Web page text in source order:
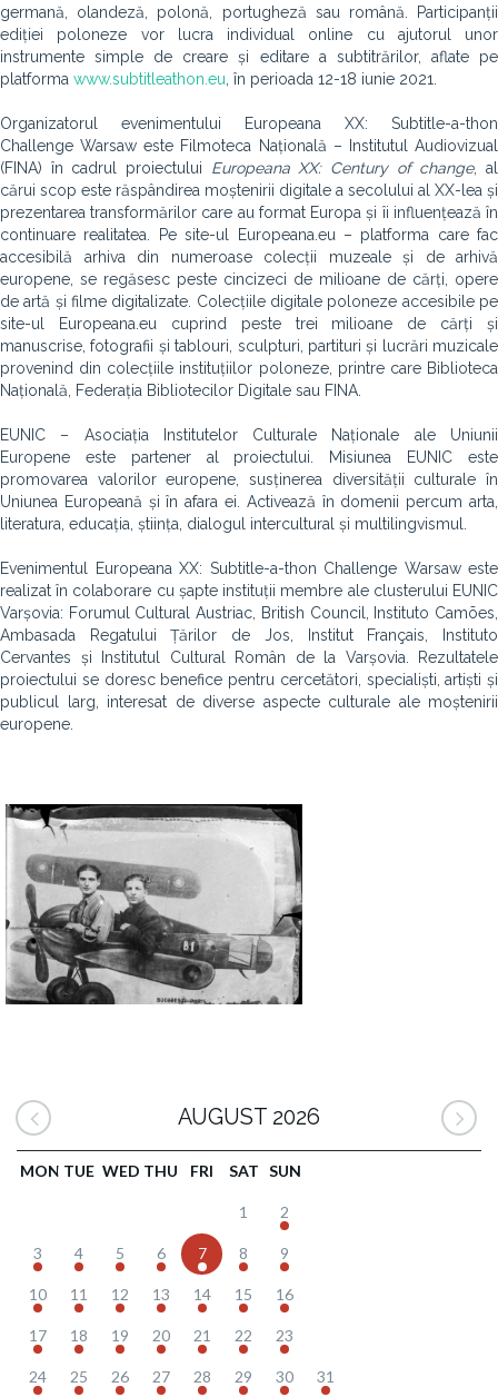
germană, olandeză, polonă, portugheză sau română. Participanții
ediției poloneze vor lucra individual online cu ajutorul unor
instrumente simple de creare și editare a subtitrărilor, aflate pe
platforma www.subtitleathon.eu , în perioada 12-18 iunie 2021.
Organizatorul evenimentului Europeana XX: Subtitle-a-thon
Challenge Warsaw este Filmoteca Națională – Institutul Audiovizual
(FINA) în cadrul proiectului Europeana XX: Century of change, al
cărui scop este răspândirea moștenirii digitale a secolului al XX-lea și
prezentarea transformărilor care au format Europa și îi influențează în
continuare realitatea. Pe site-ul Europeana.eu – platforma care fac
accesibilă arhiva din numeroase colecții muzeale și de arhivă
europene, se regăsesc peste cincizeci de milioane de cărți, opere
de artă și filme digitalizate. Colecțiile digitale poloneze accesibile pe
site-ul Europeana.eu cuprind peste trei milioane de cărți și
manuscrise, fotografii și tablouri, sculpturi, partituri și lucrări muzicale
provenind din colecțiile instituțiilor poloneze, printre care Biblioteca
Națională, Federația Bibliotecilor Digitale sau FINA.
EUNIC – Asociația Institutelor Culturale Naționale ale Uniunii
Europene este partener al proiectului. Misiunea EUNIC este
promovarea valorilor europene, susținerea diversității culturale în
Uniunea Europeană și în afara ei. Activează în domenii percum arta,
literatura, educația, știința, dialogul intercultural și multilingvismul.
Evenimentul Europeana XX: Subtitle-a-thon Challenge Warsaw este
realizat în colaborare cu șapte instituții membre ale clusterului EUNIC
Varșovia: Forumul Cultural Austriac, British Council, Instituto Camões,
Ambasada Regatului Țărilor de Jos, Institut Français, Instituto
Cervantes și Institutul Cultural Român de la Varșovia. Rezultatele
proiectului se doresc benefice pentru cercetători, specialiști, artiști și
publicul larg, interesat de diverse aspecte culturale ale moștenirii
europene.
AUGUST 2026
MON TUE WED THU FRI SAT SUN
1 2
3 4 5 6 7 8 9
10 11 12 13 14 15 16
17 18 19 20 21 22 23
24 25 26 27 28 29 30 31